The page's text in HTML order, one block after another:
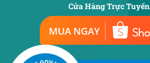
Cửa Hàng Trực Tuyến